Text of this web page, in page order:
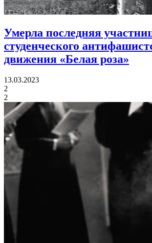
Умерла последняя
студенческого
движения «Белая роза»
13.03.2023
2
2